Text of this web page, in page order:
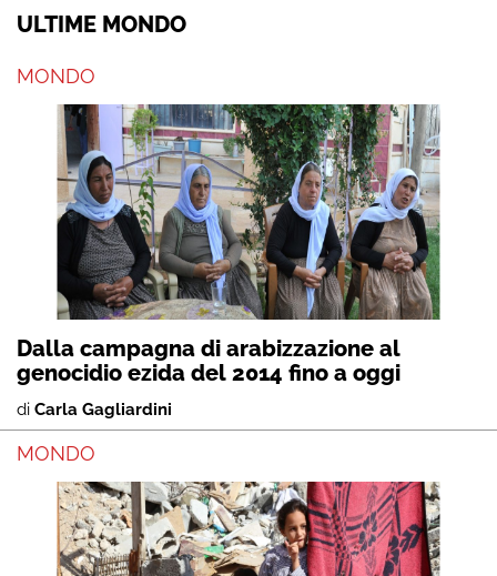
ULTIME MONDO
MONDO
Dalla campagna di arabizzazione al
genocidio ezida del 2014 fino a oggi
di Carla Gagliardini
MONDO